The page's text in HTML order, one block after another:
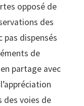
opposé de
des
pas dispensés
de
partage avec
des voies de